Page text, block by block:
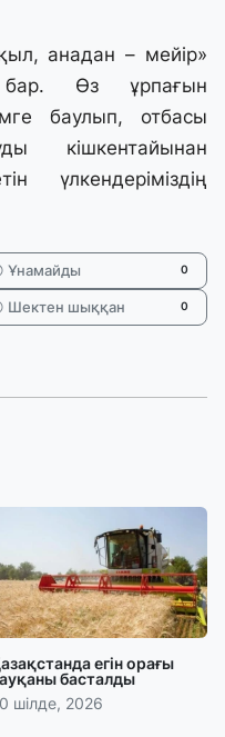
анадан – мейір»
Өз ұрпағын
баулып, отбасы
кішкентайынан
үлкендеріміздің
Ұнамайды 0
Шектен шыққан 0
егін орағы
басталды
шілде, 2026